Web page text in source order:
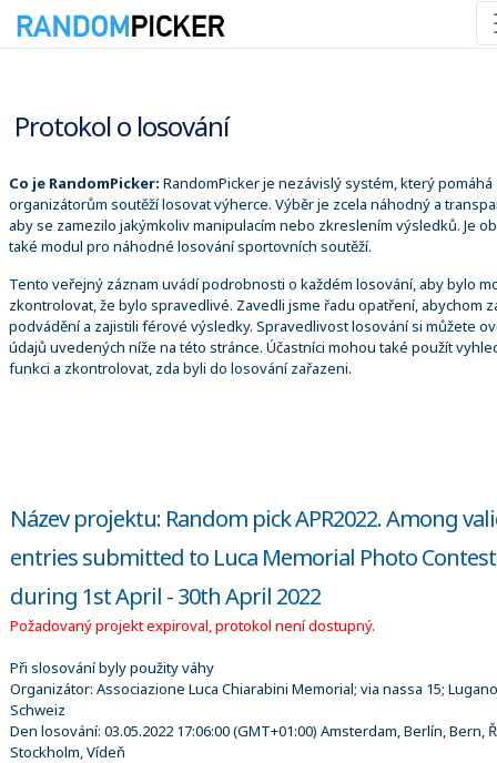
Protokol o losování
Co je RandomPicker: RandomPicker je nezávislý systém, který pomáhá
organizátorům soutěží losovat výherce. Výběr je zcela náhodný a
aby se zamezilo jakýmkoliv manipulacím nebo zkreslením výsledků. Je
také modul pro náhodné losování sportovních soutěží.
Tento veřejný záznam uvádí podrobnosti o každém losování, aby bylo
zkontrolovat, že bylo spravedlivé. Zavedli jsme řadu opatření, abychom
podvádění a zajistili férové výsledky. Spravedlivost losování si můžete
údajů uvedených níže na této stránce. Účastníci mohou také použít
funkci a zkontrolovat, zda byli do losování zařazeni.
Název projektu: Random pick APR2022. Among
entries submitted to Luca Memorial Photo Contest
during 1st April - 30th April 2022
Požadovaný projekt expiroval, protokol není dostupný.
Při slosování byly použity váhy
Organizátor: Associazione Luca Chiarabini Memorial; via nassa 15;
Schweiz
Den losování: 03.05.2022 17:06:00(GMT+01:00) Amsterdam, Berlín, Bern,
Stockholm, Vídeň